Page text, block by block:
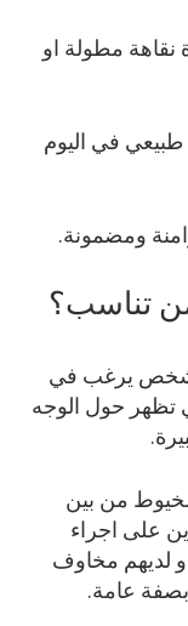
نقاهة مطولة او
في اليوم
ومضمونة.
تناسب؟
شخص يرغب في
تظهر حول الوجه
من بين
على اجراء
لديهم مخاوف
بصفة عامة.